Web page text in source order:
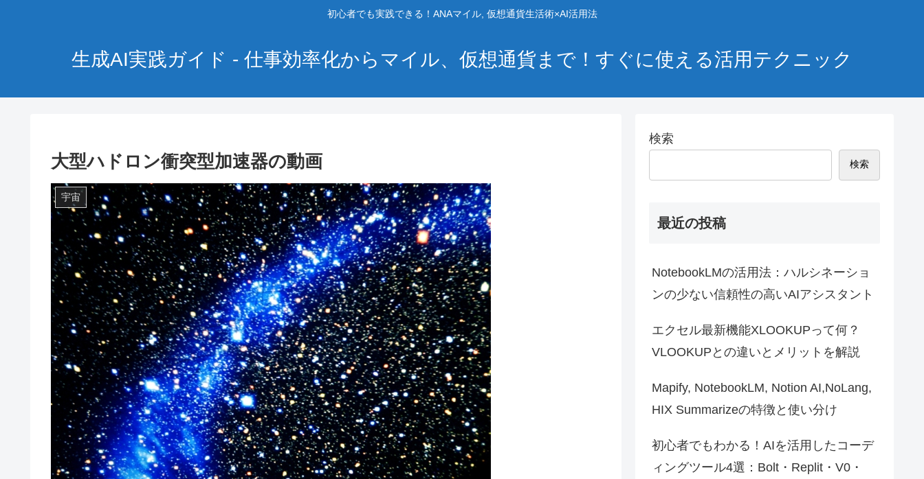
初心者でも実践できる！ANAマイル, 仮想通貨生活術×AI活用法
生成AI実践ガイド - 仕事効率化からマイル、仮想通貨まで！すぐに使える活用テクニック
大型ハドロン衝突型加速器の動画
宇宙
検索
検索
最近の投稿
NotebookLMの活用法：ハルシネーショ
ンの少ない信頼性の高いAIアシスタント
エクセル最新機能XLOOKUPって何？
VLOOKUPとの違いとメリットを解説
Mapify, NotebookLM, Notion AI,NoLang,
HIX Summarizeの特徴と使い分け
初心者でもわかる！AIを活用したコーデ
ィングツール4選：Bolt・Replit・V0・